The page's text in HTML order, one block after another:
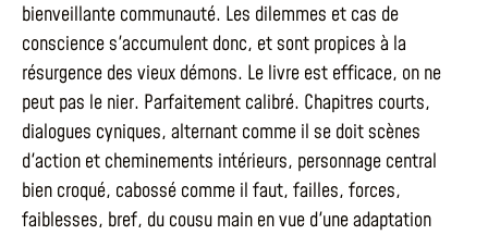
bienveillante communauté. Les dilemmes et cas de
conscience s'accumulent donc, et sont propices à la
résurgence des vieux démons. Le livre est efficace, on ne
peut pas le nier. Parfaitement calibré. Chapitres courts,
dialogues cyniques, alternant comme il se doit scènes
d'action et cheminements intérieurs, personnage central
bien croqué, cabossé comme il faut, failles, forces,
faiblesses, bref, du cousu main en vue d'une adaptation